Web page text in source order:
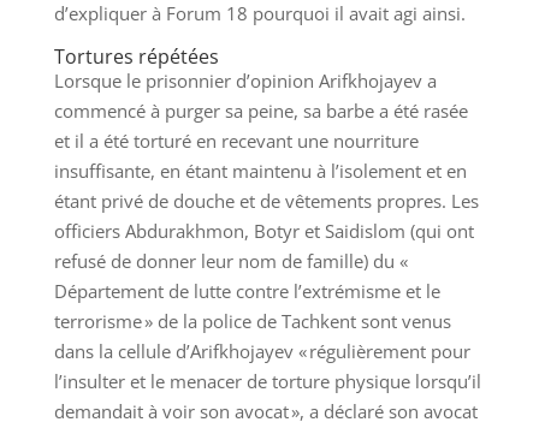
d’expliquer à Forum 18 pourquoi il avait agi ainsi.
Tortures répétées
Lorsque le prisonnier d’opinion Arifkhojayev a
commencé à purger sa peine, sa barbe a été rasée
et il a été torturé en recevant une nourriture
insuffisante, en étant maintenu à l’isolement et en
étant privé de douche et de vêtements propres. Les
officiers Abdurakhmon, Botyr et Saidislom (qui ont
refusé de donner leur nom de famille) du «
Département de lutte contre l’extrémisme et le
terrorisme » de la police de Tachkent sont venus
dans la cellule d’Arifkhojayev « régulièrement pour
l’insulter et le menacer de torture physique lorsqu’il
demandait à voir son avocat », a déclaré son avocat